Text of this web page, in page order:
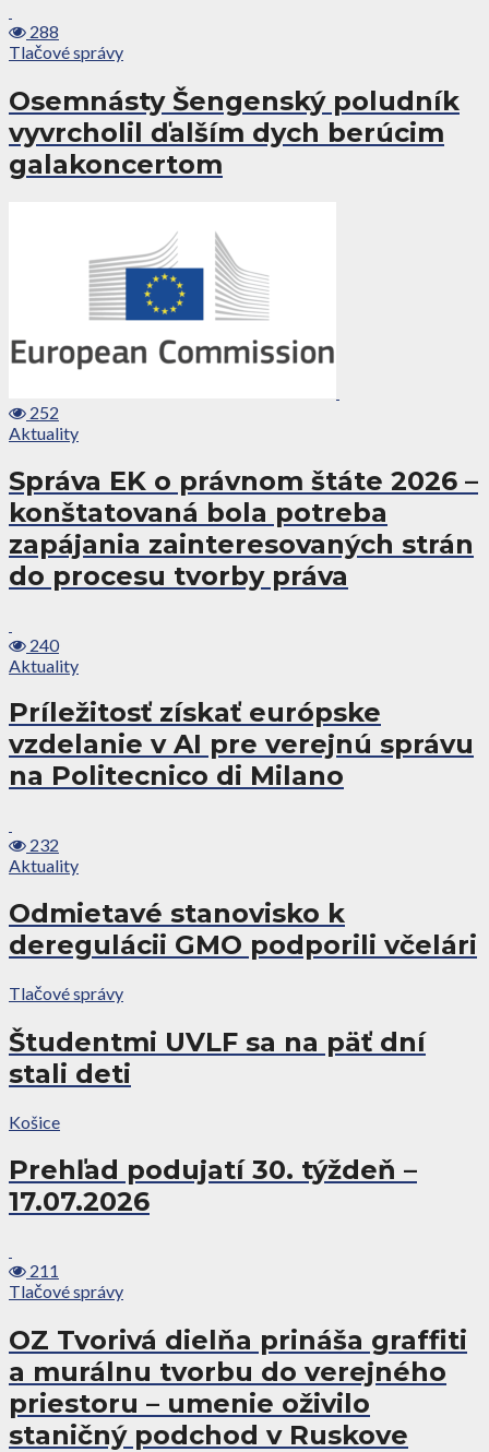
288
Tlačové správy
Osemnásty Šengenský poludník
vyvrcholil ďalším dych berúcim
galakoncertom
252
Aktuality
Správa EK o právnom štáte 2026 –
konštatovaná bola potreba
zapájania zainteresovaných strán
do procesu tvorby práva
240
Aktuality
Príležitosť získať európske
vzdelanie v AI pre verejnú správu
na Politecnico di Milano
232
Aktuality
Odmietavé stanovisko k
deregulácii GMO podporili včelári
Tlačové správy
Študentmi UVLF sa na päť dní
stali deti
Košice
Prehľad podujatí 30. týždeň –
17.07.2026
211
Tlačové správy
OZ Tvorivá dielňa prináša graffiti
a murálnu tvorbu do verejného
priestoru – umenie oživilo
staničný podchod v Ruskove